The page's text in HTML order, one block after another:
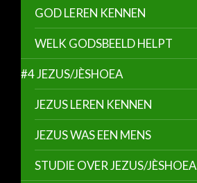
GOD LEREN KENNEN
WELK GODSBEELD HELPT
#4 JEZUS/JÈSHOEA
JEZUS LEREN KENNEN
JEZUS WAS EEN MENS
STUDIE OVER JEZUS/JÈSHOEA